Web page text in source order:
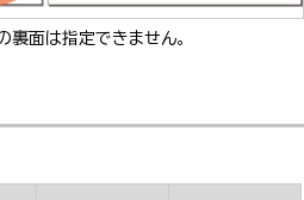
裏面は指定できません。